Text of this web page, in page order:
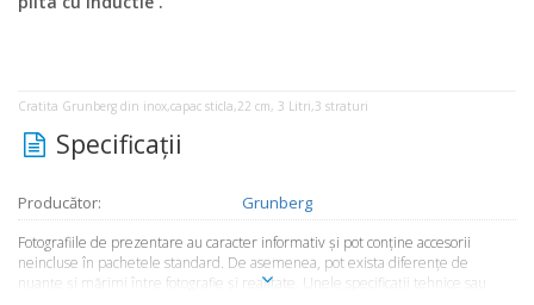
Cratita Grunberg din inox,capac sticla,22 cm, 3 Litri,3 straturi
Specificaţii
Producător: Grunberg
Fotografiile de prezentare au caracter informativ şi pot conţine accesorii
neincluse în pachetele standard. De asemenea, pot exista diferenţe de
nuanţe şi mărimi între fotografie şi realitate. Unele specificaţii tehnice sau